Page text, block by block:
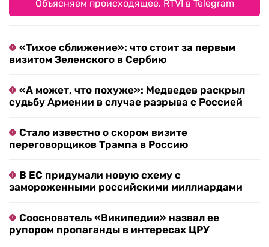
Объясняем происходящее. RTVI в Telegram
«Тихое сближение»: что стоит за первым
визитом Зеленского в Сербию
«А может, что похуже»: Медведев раскрыл
судьбу Армении в случае разрыва с Россией
Стало известно о скором визите
переговорщиков Трампа в Россию
В ЕС придумали новую схему с
замороженными российскими миллиардами
Сооснователь «Википедии» назвал ее
рупором пропаганды в интересах ЦРУ